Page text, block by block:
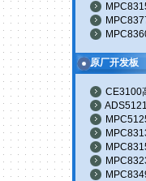
原厂开发板
CE3100